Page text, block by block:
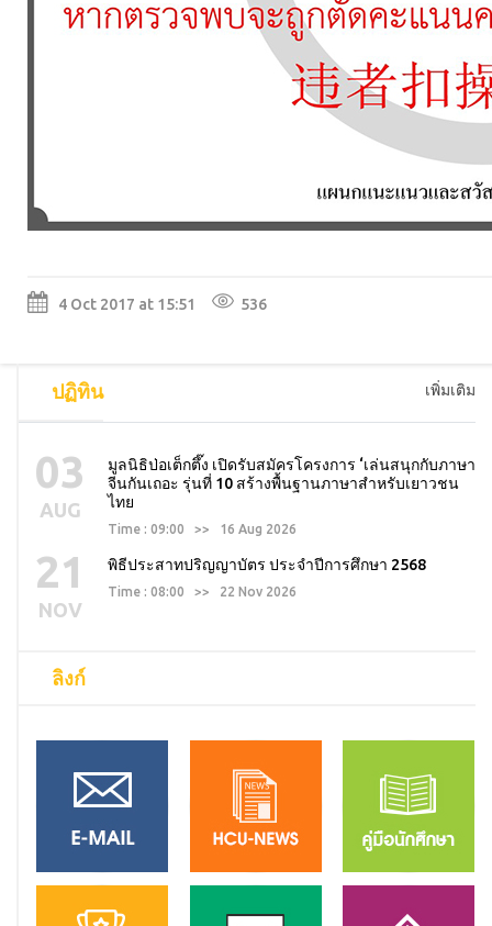
4 Oct 2017 at 15:51 536
ปฏิทิน เพิ่มเติม
03
AUG
มูลนิธิป่อเต็กตึ๊ง เปิดรับสมัครโครงการ ‘เล่นสนุกกับภาษา
จีนกันเถอะ รุ่นที่ 10 สร้างพื้นฐานภาษาสำหรับเยาวชน
ไทย
Time : 09:00 >> 16 Aug 2026
21
NOV
พิธีประสาทปริญญาบัตร ประจำปีการศึกษา 2568
Time : 08:00 >> 22 Nov 2026
ลิงก์